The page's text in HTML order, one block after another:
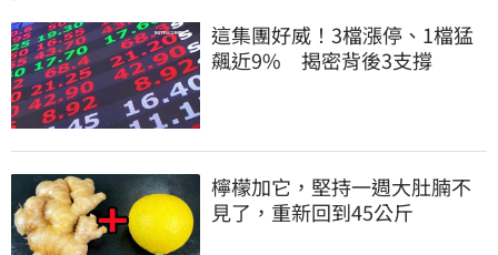
這集團好威！3檔漲停、1檔猛
飆近9% 揭密背後3支撐
檸檬加它，堅持一週大肚腩不
見了，重新回到45公斤